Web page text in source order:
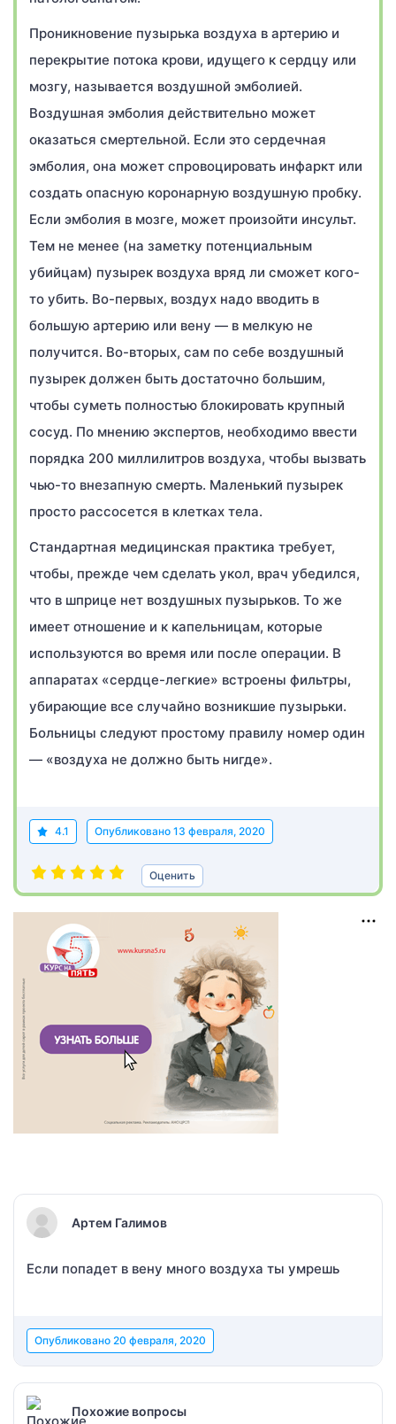
Проникновение пузырька воздуха в артерию и
перекрытие потока крови, идущего к сердцу или
мозгу, называется воздушной эмболией.
Воздушная эмболия действительно может
оказаться смертельной. Если это сердечная
эмболия, она может спровоцировать инфаркт или
создать опасную коронарную воздушную пробку.
Если эмболия в мозге, может произойти инсульт.
Тем не менее (на заметку потенциальным
убийцам) пузырек воздуха вряд ли сможет кого-
то убить. Во-первых, воздух надо вводить в
большую артерию или вену — в мелкую не
получится. Во-вторых, сам по себе воздушный
пузырек должен быть достаточно большим,
чтобы суметь полностью блокировать крупный
сосуд. По мнению экспертов, необходимо ввести
порядка 200 миллилитров воздуха, чтобы вызвать
чью-то внезапную смерть. Маленький пузырек
просто рассосется в клетках тела.
Стандартная медицинская практика требует,
чтобы, прежде чем сделать укол, врач убедился,
что в шприце нет воздушных пузырьков. То же
имеет отношение и к капельницам, которые
используются во время или после операции. В
аппаратах «сердце-легкие» встроены фильтры,
убирающие все случайно возникшие пузырьки.
Больницы следуют простому правилу номер один
— «воздуха не должно быть нигде».
4.1 Опубликовано 13 февраля, 2020
Оценить
Артем Галимов
Если попадет в вену много воздуха ты умрешь
Опубликовано 20 февраля, 2020
Похожие вопросы